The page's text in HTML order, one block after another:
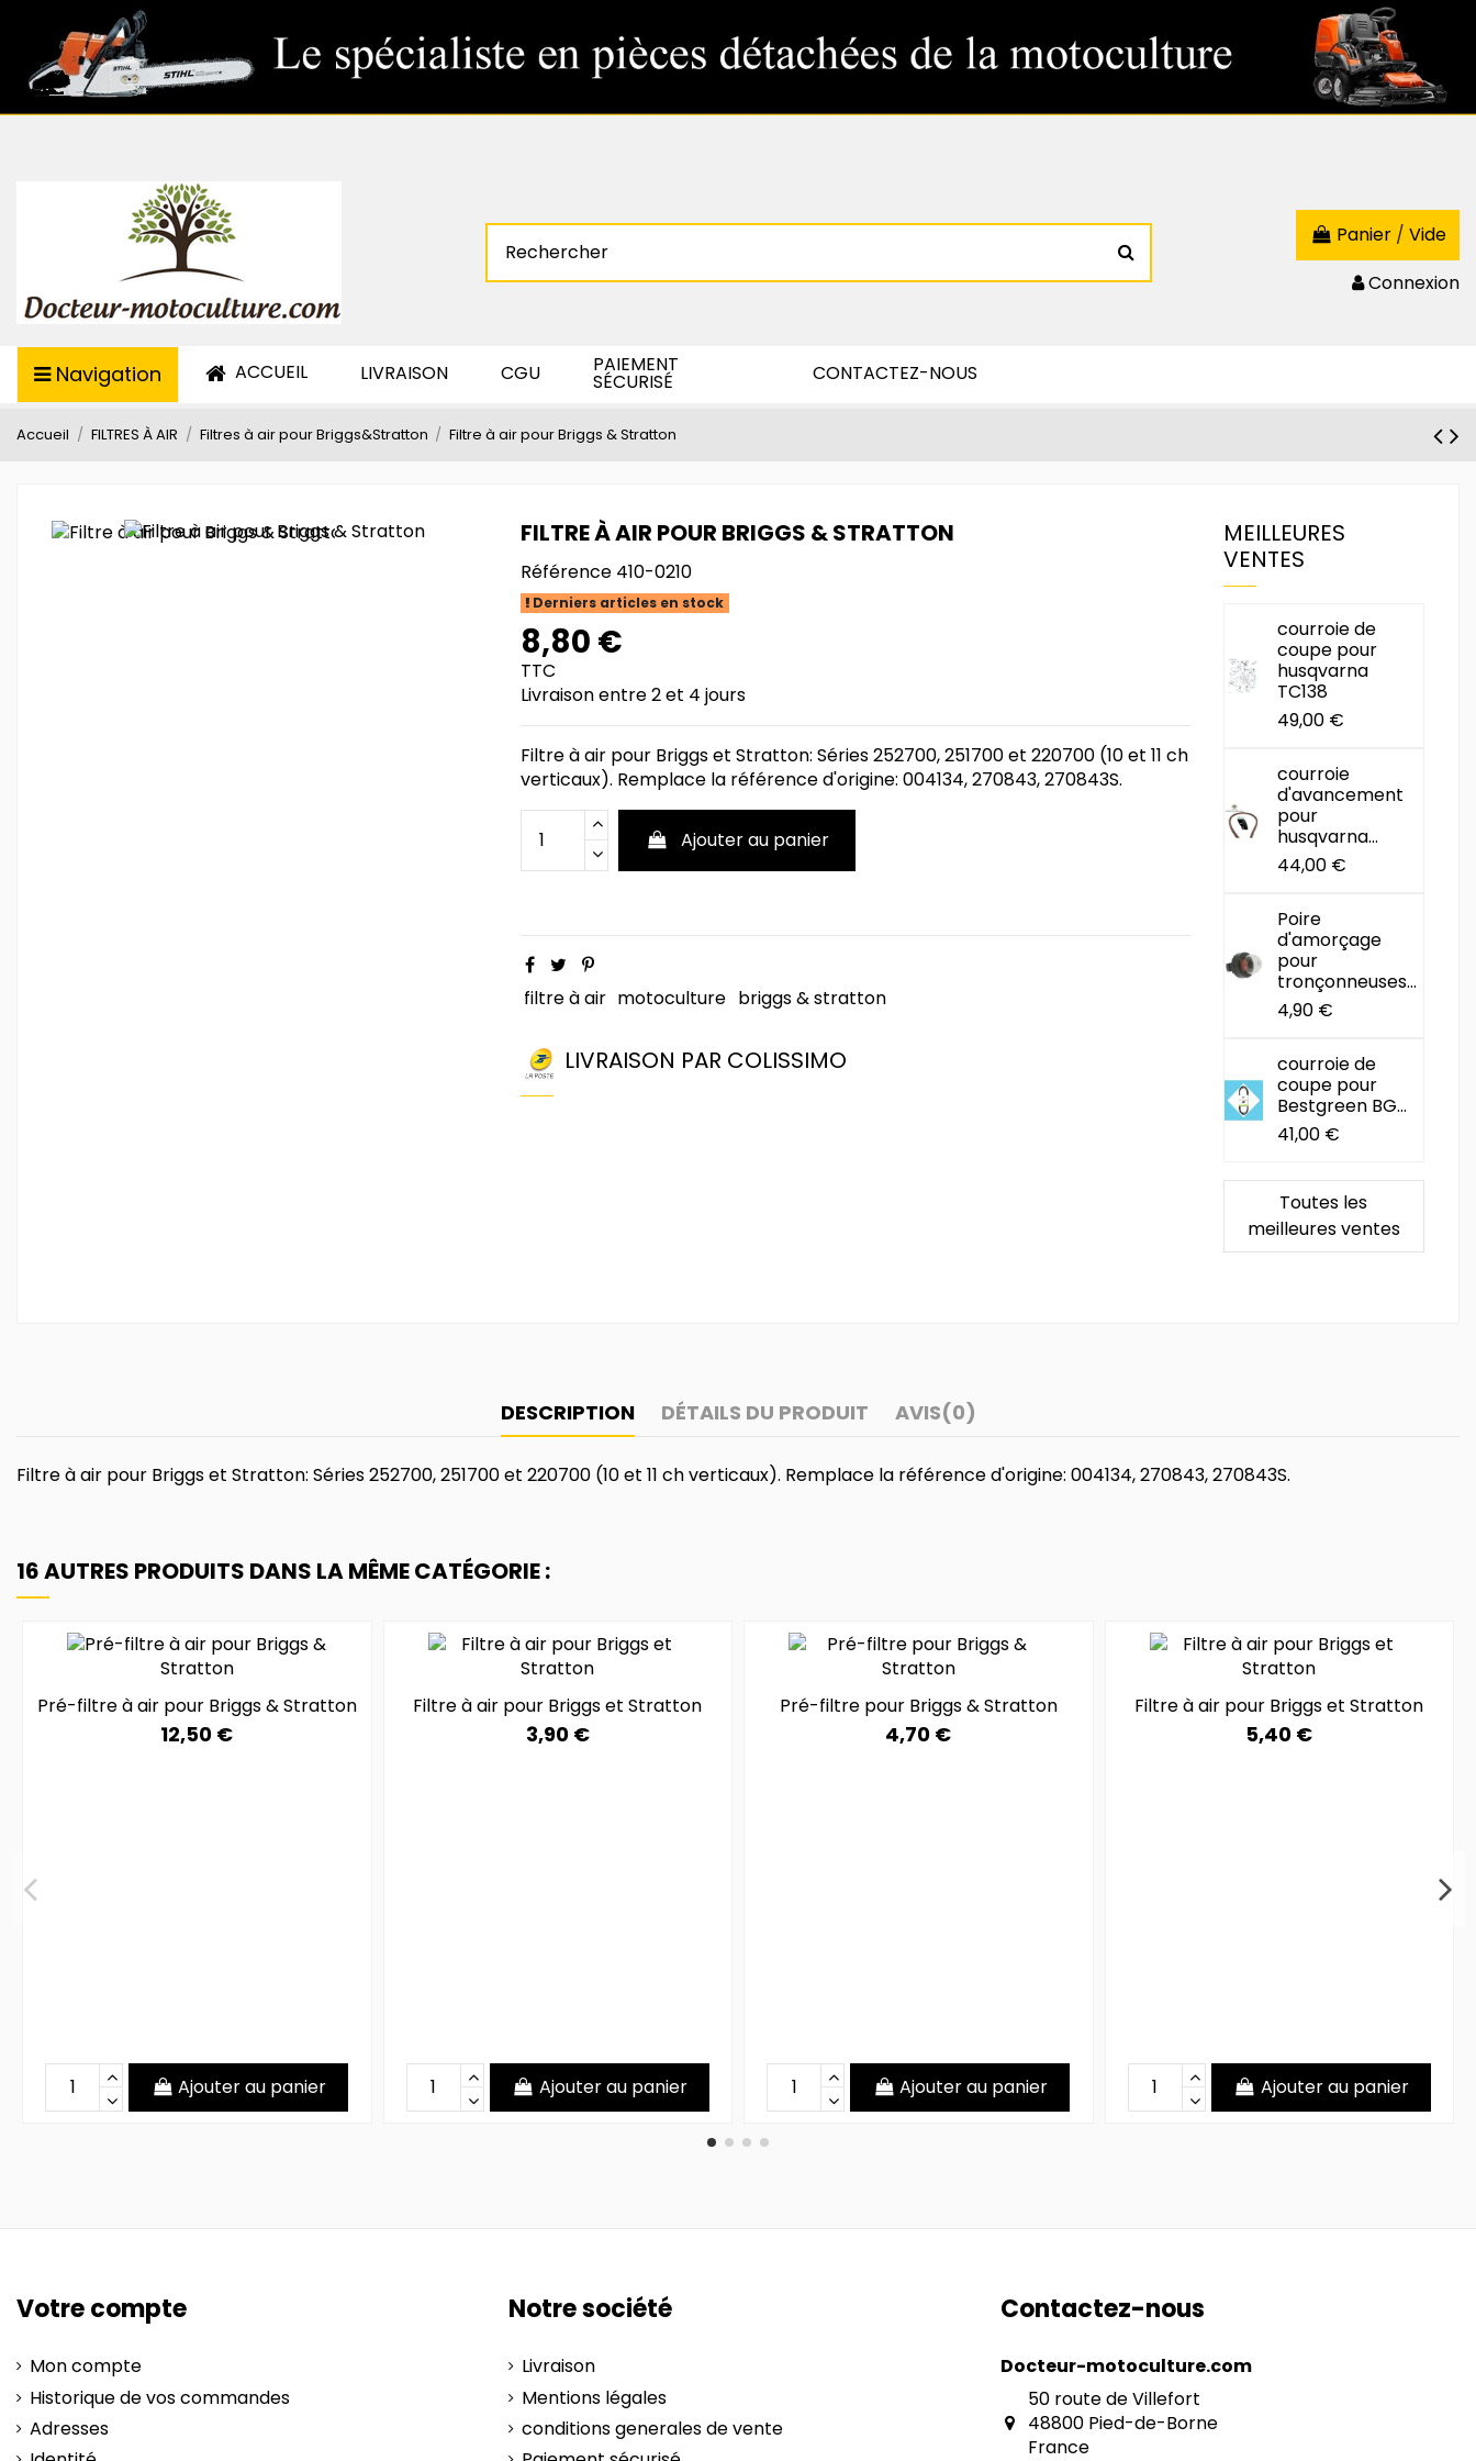
Panier / Vide
Connexion
Navigation ACCUEIL LIVRAISON CGU PAIEMENT
SÉCURISÉ CONTACTEZ-NOUS
Accueil FILTRES À AIR Filtres à air pour Briggs&Stratton Filtre à air pour Briggs & Stratton
FILTRE À AIR POUR BRIGGS & STRATTON
Référence 410-0210
Derniers articles en stock
8,80 €
TTC
Livraison entre 2 et 4 jours
Filtre à air pour Briggs et Stratton: Séries 252700, 251700 et 220700 (10 et 11 ch
verticaux). Remplace la référence d'origine: 004134, 270843, 270843S.
Ajouter au panier
filtre à air motoculture briggs & stratton
LIVRAISON PAR COLISSIMO
MEILLEURES
VENTES
courroie de
coupe pour
husqvarna
TC138
49,00 €
courroie
d'avancement
pour
husqvarna...
44,00 €
Poire
d'amorçage
pour
tronçonneuses...
4,90 €
courroie de
coupe pour
Bestgreen BG...
41,00 €
Toutes les
meilleures ventes
DESCRIPTION DÉTAILS DU PRODUIT AVIS(0)
Filtre à air pour Briggs et Stratton: Séries 252700, 251700 et 220700 (10 et 11 ch verticaux). Remplace la référence d'origine: 004134, 270843, 270843S.
16 AUTRES PRODUITS DANS LA MÊME CATÉGORIE :
Pré-filtre à air pour Briggs & Stratton
12,50 €
Ajouter au panier
Filtre à air pour Briggs et Stratton
3,90 €
Ajouter au panier
Pré-filtre pour Briggs & Stratton
4,70 €
Ajouter au panier
Filtre à air pour Briggs et Stratton
5,40 €
Ajouter au panier
Votre compte
Mon compte
Historique de vos commandes
Adresses
Notre société
Livraison
Mentions légales
conditions generales de vente
Contactez-nous
Docteur-motoculture.com
50 route de Villefort
48800 Pied-de-Borne
France